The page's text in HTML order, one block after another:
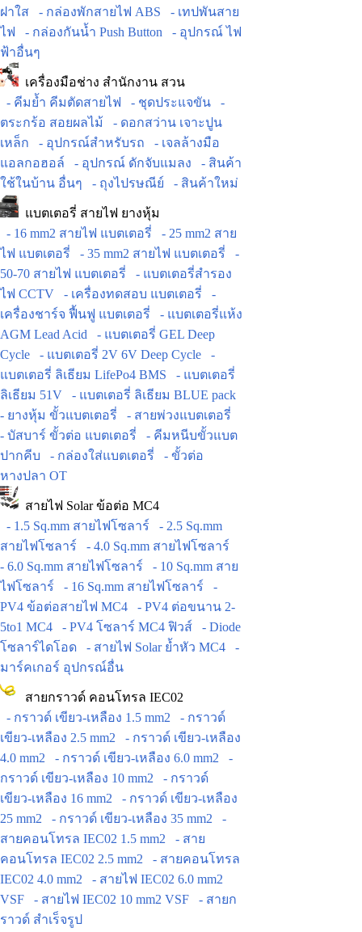
ฝาใส
- กล่องพักสายไฟ ABS
- เทปพันสาย
ไฟ
- กล่องกันน้ำ Push Button
- อุปกรณ์ ไฟ
ฟ้าอื่นๆ
เครื่องมือช่าง สำนักงาน สวน
- คีมย้ำ คีมตัดสายไฟ
- ชุดประแจขัน
-
ตระกร้อ สอยผลไม้
- ดอกสว่าน เจาะปูน
เหล็ก
- อุปกรณ์สำหรับรถ
- เจลล้างมือ
แอลกอฮอล์
- อุปกรณ์ ดักจับแมลง
- สินค้า
ใช้ในบ้าน อื่นๆ
- ถุงไปรษณีย์ - สินค้าใหม่
แบตเตอรี่ สายไฟ ยางหุ้ม
- 16 mm2 สายไฟ แบตเตอรี่
- 25 mm2 สาย
ไฟ แบตเตอรี่
- 35 mm2 สายไฟ แบตเตอรี่
-
50-70 สายไฟ แบตเตอรี่
- แบตเตอรี่สำรอง
ไฟ CCTV
- เครื่องทดสอบ แบตเตอรี่
-
เครื่องชาร์จ ฟื้นฟู แบตเตอรี่
- แบตเตอรี่แห้ง
AGM Lead Acid
- แบตเตอรี่ GEL Deep
Cycle
- แบตเตอรี่ 2V 6V Deep Cycle
-
แบตเตอรี่ ลิเธียม LifePo4 BMS
- แบตเตอรี่
ลิเธียม 51V
- แบตเตอรี่ ลิเธียม BLUE pack
- ยางหุ้ม ขั้วแบตเตอรี่
- สายพ่วงแบตเตอรี่
- บัสบาร์ ขั้วต่อ แบตเตอรี่
- คีมหนีบขั้วแบต
ปากคีบ
- กล่องใส่แบตเตอรี่
- ขั้วต่อ
หางปลา OT
สายไฟ Solar ข้อต่อ MC4
- 1.5 Sq.mm สายไฟโซลาร์
- 2.5 Sq.mm
สายไฟโซลาร์
- 4.0 Sq.mm สายไฟโซลาร์
- 6.0 Sq.mm สายไฟโซลาร์
- 10 Sq.mm สาย
ไฟโซลาร์
- 16 Sq.mm สายไฟโซลาร์
-
PV4 ข้อต่อสายไฟ MC4
- PV4 ต่อขนาน 2-
5to1 MC4
- PV4 โซลาร์ MC4 ฟิวส์
- Diode
โซลาร์ไดโอด
- สายไฟ Solar ย้ำหัว MC4
-
มาร์คเกอร์ อุปกรณ์อื่น
สายกราวด์ คอนโทรล IEC02
- กราวด์ เขียว-เหลือง 1.5 mm2
- กราวด์
เขียว-เหลือง 2.5 mm2
- กราวด์ เขียว-เหลือง
4.0 mm2
- กราวด์ เขียว-เหลือง 6.0 mm2
-
กราวด์ เขียว-เหลือง 10 mm2
- กราวด์
เขียว-เหลือง 16 mm2
- กราวด์ เขียว-เหลือง
25 mm2
- กราวด์ เขียว-เหลือง 35 mm2
-
สายคอนโทรล IEC02 1.5 mm2
- สาย
คอนโทรล IEC02 2.5 mm2
- สายคอนโทรล
IEC02 4.0 mm2
- สายไฟ IEC02 6.0 mm2
VSF
- สายไฟ IEC02 10 mm2 VSF
- สายก
ราวด์ สำเร็จรูป